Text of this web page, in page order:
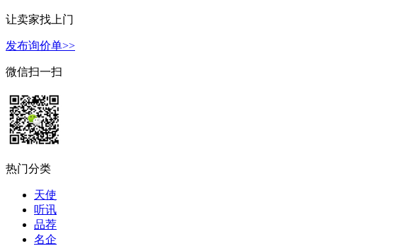
让卖家找上门
发布询价单>>
微信扫一扫
热门分类
天使
听讯
品荐
名企